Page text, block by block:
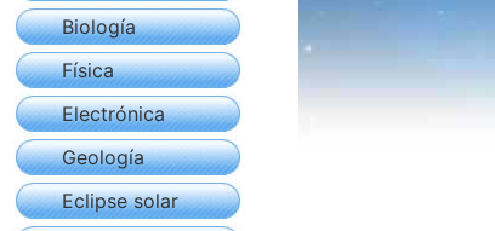
Biología
Física
Electrónica
Geología
Eclipse solar